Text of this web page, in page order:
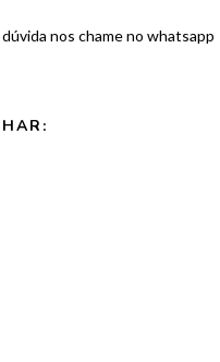
nos chame no whatsapp